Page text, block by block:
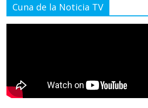
Cuna de la Noticia TV